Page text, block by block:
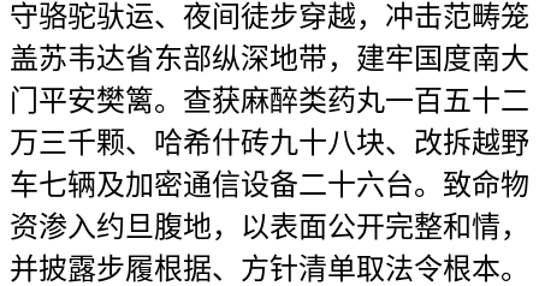
守骆驼驮运、夜间徒步穿越，冲击范畴笼
盖苏韦达省东部纵深地带，建牢国度南大
门平安樊篱。查获麻醉类药丸一百五十二
万三千颗、哈希什砖九十八块、改拆越野
车七辆及加密通信设备二十六台。致命物
资渗入约旦腹地，以表面公开完整和情，
并披露步履根据、方针清单取法令根本。